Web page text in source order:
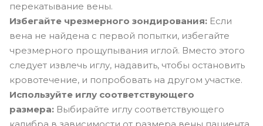
перекатывание вены.
Избегайте чрезмерного зондирования: Если
вена не найдена с первой попытки, избегайте
чрезмерного прощупывания иглой. Вместо этого
следует извлечь иглу, надавить, чтобы остановить
кровотечение, и попробовать на другом участке.
Используйте иглу соответствующего
размера: Выбирайте иглу соответствующего